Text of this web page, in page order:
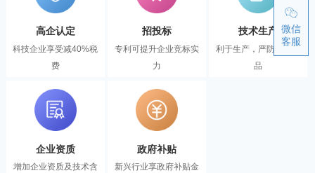
高企认定
科技企业享受减40%税
费
招投标
专利可提升企业竞标实
力
技术生产
利于生产，严防伪冒产
品
企业资质
增加企业资质及技术含
政府补贴
新兴行业享政府补贴金
微信
客服